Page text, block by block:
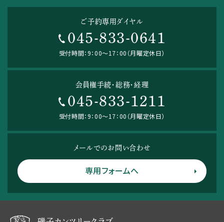
ご予約専用ダイヤル
045-833-0641
受付時間：9：00～17：00（月曜定休日）
会員権手続・総務・経理
045-833-1211
受付時間：9：00～17：00（月曜定休日）
メールでのお問い合わせ
専用フォームへ